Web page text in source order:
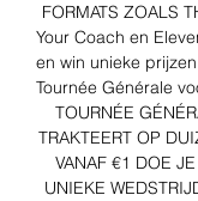
FORMATS ZOALS
Your Coach en
en win unieke
Tournée Générale
TOURNÉE
TRAKTEERT OP
VANAF €1 DOE
UNIEKE